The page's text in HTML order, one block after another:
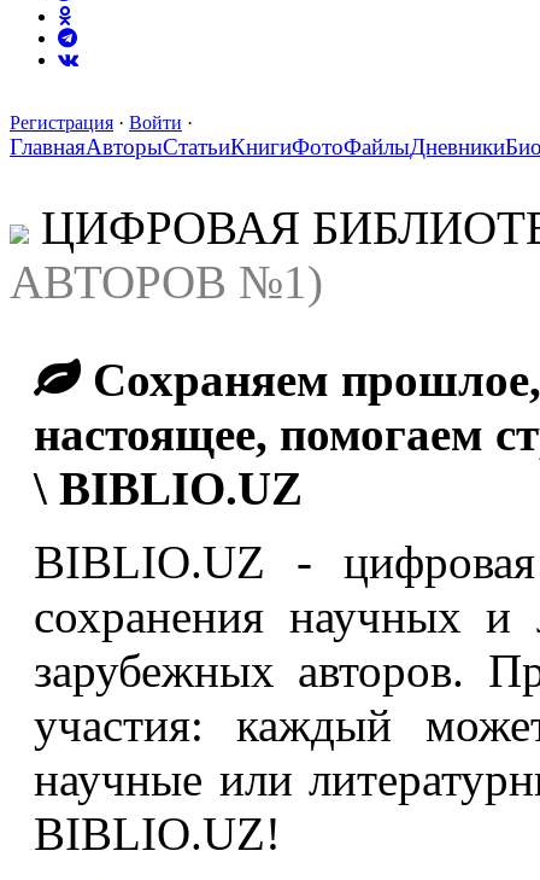
Регистрация · Войти ·
ГлавнаяАвторыСтатьиКнигиФотоФайлыДневники
ЦИФРОВАЯ
АВТОРОВ №1)
Сохраняем
настоящее, помогаем
\ BIBLIO.UZ
BIBLIO.UZ -
сохранения научных и
зарубежных авторов.
участия: каждый
научные или
BIBLIO.UZ!